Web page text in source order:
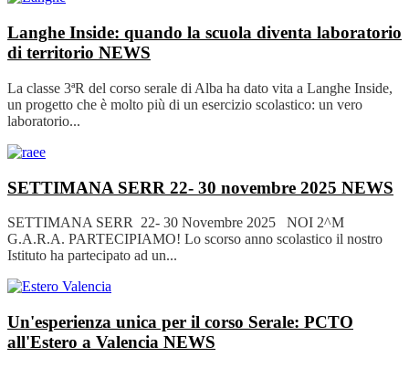
Langhe Inside: quando la scuola diventa laboratorio
di territorio NEWS
La classe 3ªR del corso serale di Alba ha dato vita a Langhe Inside,
un progetto che è molto più di un esercizio scolastico: un vero
laboratorio...
SETTIMANA SERR 22- 30 novembre 2025 NEWS
SETTIMANA SERR 22- 30 Novembre 2025 NOI 2^M
G.A.R.A. PARTECIPIAMO! Lo scorso anno scolastico il nostro
Istituto ha partecipato ad un...
Un'esperienza unica per il corso Serale: PCTO
all'Estero a Valencia NEWS